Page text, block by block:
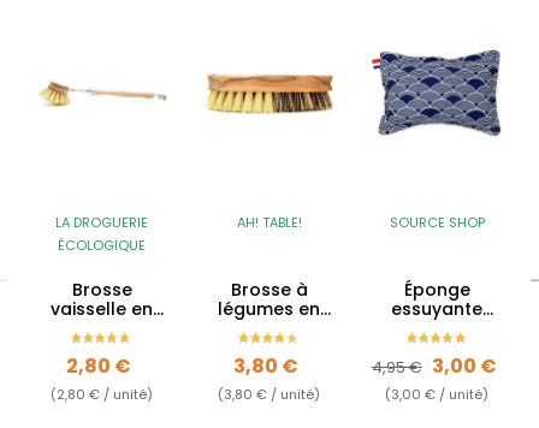
LA DROGUERIE
ÉCOLOGIQUE
Brosse
vaisselle en
bois - tête
interchangeable
Prix
2,80 €
(2,80 € / unité)
AH! TABLE!
Brosse à
légumes en
bois et fibres
Prix
3,80 €
(3,80 € / unité)
SOURCE SHOP
Éponge
essuyante
lavable &
réutilisable
BIO
Prix de base
4,95 € Prix
3,00 €
(3,00 € / unité)